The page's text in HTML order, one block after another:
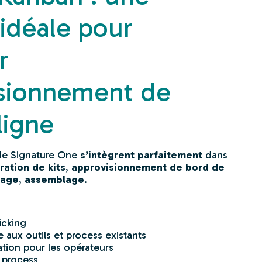
pour
de
Signature One s’intègrent parfaitement dans
de kits, approvisionnement de bord de
, assemblage.
aux outils et process existants
pour les opérateurs